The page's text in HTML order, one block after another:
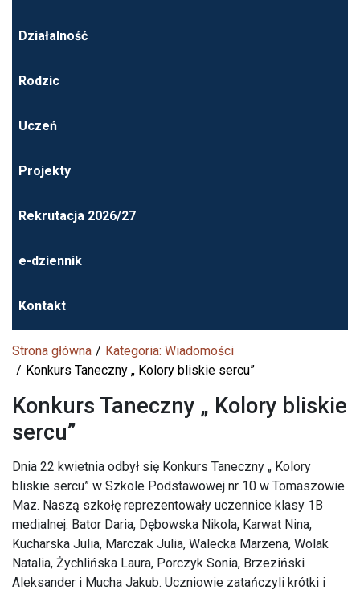
Działalność
Rodzic
Uczeń
Projekty
Rekrutacja 2026/27
e-dziennik
Kontakt
Strona główna
Kategoria: Wiadomości
Konkurs Taneczny „ Kolory bliskie sercu”
Konkurs Taneczny „ Kolory bliskie
sercu”
Dnia 22 kwietnia odbył się Konkurs Taneczny „ Kolory
bliskie sercu” w Szkole Podstawowej nr 10 w Tomaszowie
Maz. Naszą szkołę reprezentowały uczennice klasy 1B
medialnej: Bator Daria, Dębowska Nikola, Karwat Nina,
Kucharska Julia, Marczak Julia, Walecka Marzena, Wolak
Natalia, Żychlińska Laura, Porczyk Sonia, Brzeziński
Aleksander i Mucha Jakub. Uczniowie zatańczyli krótki i